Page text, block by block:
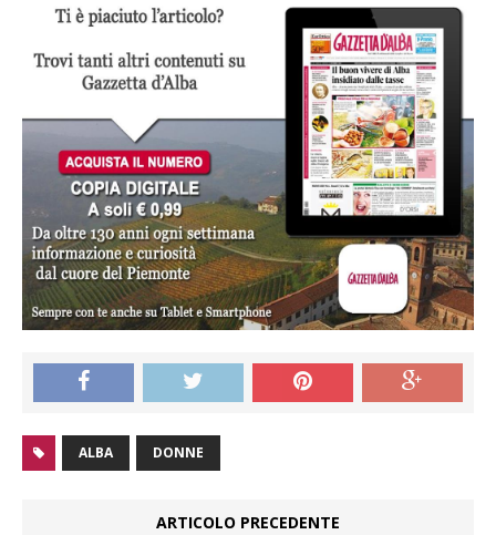
ALBA DONNE
ARTICOLO PRECEDENTE